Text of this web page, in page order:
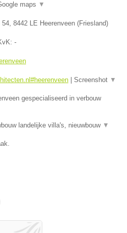
maps ▼
54, 8442 LE Heerenveen (Friesland)
-
Screenshot ▼
gespecialiseerd in verbouw
landelijke villa's, nieuwbouw ▼